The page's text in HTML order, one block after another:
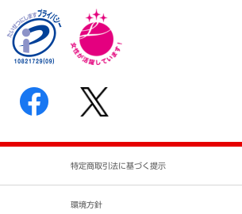
方針
等の請求の手続きについて
特定商取引法に基づく提示
環境方針